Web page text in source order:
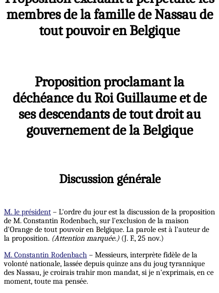
membres de la famille de Nassau de
tout pouvoir en Belgique
Proposition proclamant la
déchéance du Roi Guillaume et de
ses descendants de tout droit au
gouvernement de la Belgique
Discussion générale
M. le président – L'ordre du jour est la discussion de la proposition
de M. Constantin Rodenbach, sur l'exclusion de la maison
d'Orange de tout pouvoir en Belgique. La parole est à l'auteur de
la proposition. (Attention marquée.)(J. F., 25 nov.)
M. Constantin Rodenbach – Messieurs, interprète fidèle de la
volonté nationale, lassée depuis quinze ans du joug tyrannique
des Nassau, je croirais trahir mon mandat, si je n'exprimais, en ce
moment, toute ma pensée.